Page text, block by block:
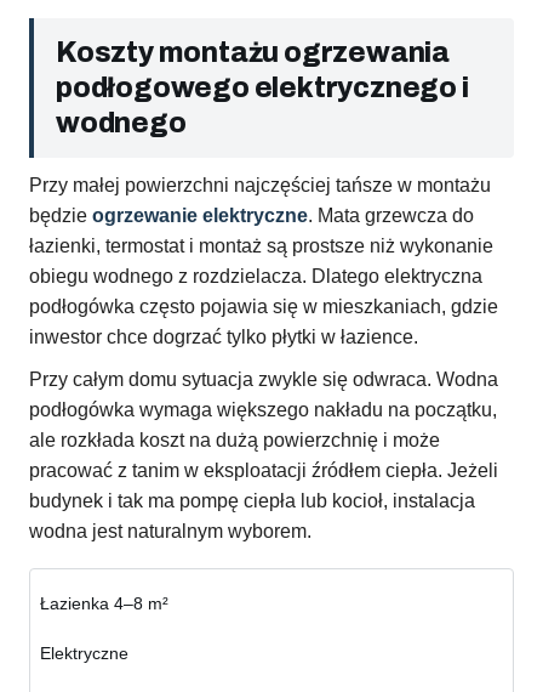
Koszty montażu ogrzewania
podłogowego elektrycznego i
wodnego
Przy małej powierzchni najczęściej tańsze w montażu
będzie ogrzewanie elektryczne. Mata grzewcza do
łazienki, termostat i montaż są prostsze niż wykonanie
obiegu wodnego z rozdzielacza. Dlatego elektryczna
podłogówka często pojawia się w mieszkaniach, gdzie
inwestor chce dogrzać tylko płytki w łazience.
Przy całym domu sytuacja zwykle się odwraca. Wodna
podłogówka wymaga większego nakładu na początku,
ale rozkłada koszt na dużą powierzchnię i może
pracować z tanim w eksploatacji źródłem ciepła. Jeżeli
budynek i tak ma pompę ciepła lub kocioł, instalacja
wodna jest naturalnym wyborem.
Łazienka 4–8 m²
Elektryczne